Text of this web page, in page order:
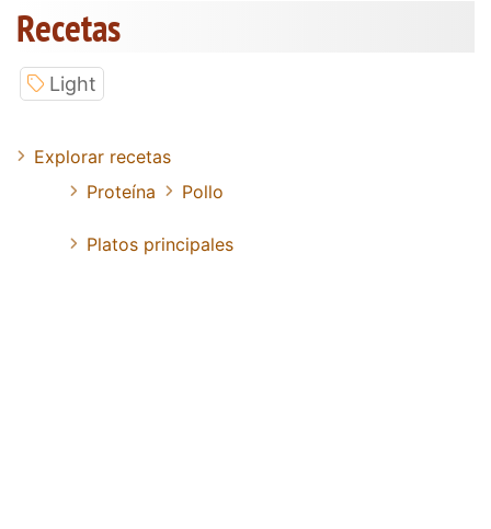
Recetas
Light
Explorar recetas
Proteína
Pollo
Platos principales